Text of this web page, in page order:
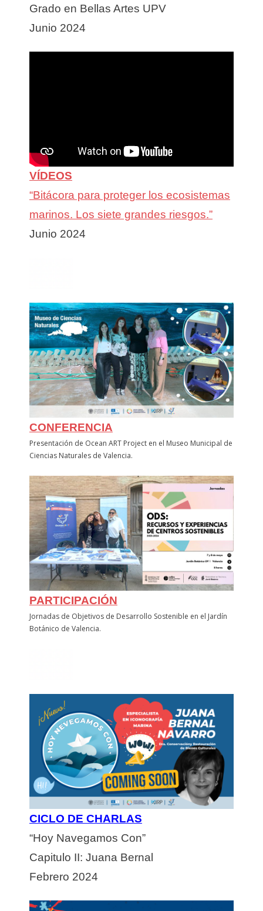
Grado en Bellas Artes UPV
Junio 2024
VÍDEOS
“Bitácora para proteger los ecosistemas
marinos. Los siete grandes riesgos.”
Junio 2024
CONFERENCIA
Presentación de Ocean ART Project en el Museo Municipal de
Ciencias Naturales de Valencia.
PARTICIPACIÓN
Jornadas de Objetivos de Desarrollo Sostenible en el Jardín
Botánico de Valencia.
CICLO DE CHARLAS
“Hoy Navegamos Con”
Capitulo II: Juana Bernal
Febrero 2024